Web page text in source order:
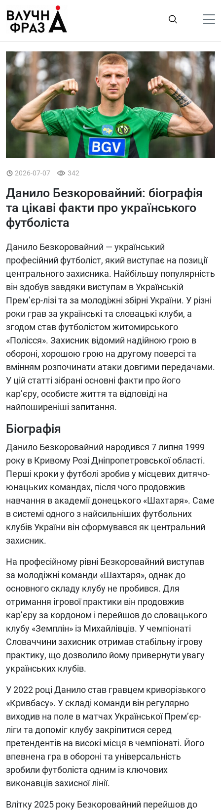
содержимому
Політика
Гроші
Життя
Лайфстайл
ТехноНаука
Про нас
2026-07-07 342
Данило Безкоровайний: біографія
та цікаві факти про українського
футболіста
Данило Безкоровайний — український
професійний футболіст, який виступає на позиції
центрального захисника. Найбільшу популярність
він здобув завдяки виступам в Українській
Прем’єр-лізі та за молодіжні збірні України. У різні
роки грав за українські та словацькі клуби, а
згодом став футболістом житомирського
«Полісся». Захисник відомий надійною грою в
обороні, хорошою грою на другому поверсі та
вмінням розпочинати атаки довгими передачами.
У цій статті зібрані основні факти про його
кар’єру, особисте життя та відповіді на
найпоширеніші запитання.
Біографія
Данило Безкоровайний народився 7 липня 1999
року в Кривому Розі Дніпропетровської області.
Перші кроки у футболі зробив у місцевих дитячо-
юнацьких командах, після чого продовжив
навчання в академії донецького «Шахтаря». Саме
в системі одного з найсильніших футбольних
клубів України він сформувався як центральний
захисник.
На професійному рівні Безкоровайний виступав
за молодіжні команди «Шахтаря», однак до
основного складу клубу не пробився. Для
отримання ігрової практики він продовжив
кар’єру за кордоном і перейшов до словацького
клубу «Земплін» із Михайлівців. У чемпіонаті
Словаччини захисник отримав стабільну ігрову
практику, що дозволило йому привернути увагу
українських клубів.
У 2022 році Данило став гравцем криворізького
«Кривбасу». У складі команди він регулярно
виходив на поле в матчах Української Прем’єр-
ліги та допоміг клубу закріпитися серед
претендентів на високі місця в чемпіонаті. Його
впевнена гра в обороні та універсальність
зробили футболіста одним із ключових
виконавців захисної лінії.
Влітку 2025 року Безкоровайний перейшов до